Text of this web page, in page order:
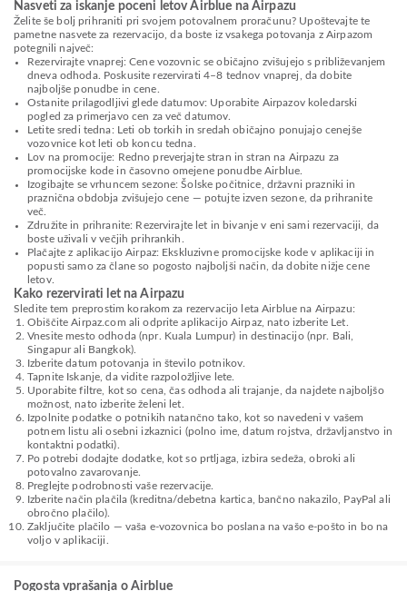
Nasveti za iskanje poceni letov Airblue na Airpazu
Želite še bolj prihraniti pri svojem potovalnem proračunu? Upoštevajte te
pametne nasvete za rezervacijo, da boste iz vsakega potovanja z Airpazom
potegnili največ:
Rezervirajte vnaprej: Cene vozovnic se običajno zvišujejo s približevanjem
dneva odhoda. Poskusite rezervirati 4–8 tednov vnaprej, da dobite
najboljše ponudbe in cene.
Ostanite prilagodljivi glede datumov: Uporabite Airpazov koledarski
pogled za primerjavo cen za več datumov.
Letite sredi tedna: Leti ob torkih in sredah običajno ponujajo cenejše
vozovnice kot leti ob koncu tedna.
Lov na promocije: Redno preverjajte stran in stran na Airpazu za
promocijske kode in časovno omejene ponudbe Airblue.
Izogibajte se vrhuncem sezone: Šolske počitnice, državni prazniki in
praznična obdobja zvišujejo cene — potujte izven sezone, da prihranite
več.
Združite in prihranite: Rezervirajte let in bivanje v eni sami rezervaciji, da
boste uživali v večjih prihrankih.
Plačajte z aplikacijo Airpaz: Ekskluzivne promocijske kode v aplikaciji in
popusti samo za člane so pogosto najboljši način, da dobite nižje cene
letov.
Kako rezervirati let na Airpazu
Sledite tem preprostim korakom za rezervacijo leta Airblue na Airpazu:
Obiščite Airpaz.com ali odprite aplikacijo Airpaz, nato izberite Let.
Vnesite mesto odhoda (npr. Kuala Lumpur) in destinacijo (npr. Bali,
Singapur ali Bangkok).
Izberite datum potovanja in število potnikov.
Tapnite Iskanje, da vidite razpoložljive lete.
Uporabite filtre, kot so cena, čas odhoda ali trajanje, da najdete najboljšo
možnost, nato izberite želeni let.
Izpolnite podatke o potnikih natančno tako, kot so navedeni v vašem
potnem listu ali osebni izkaznici (polno ime, datum rojstva, državljanstvo in
kontaktni podatki).
Po potrebi dodajte dodatke, kot so prtljaga, izbira sedeža, obroki ali
potovalno zavarovanje.
Preglejte podrobnosti vaše rezervacije.
Izberite način plačila (kreditna/debetna kartica, bančno nakazilo, PayPal ali
obročno plačilo).
Zaključite plačilo — vaša e-vozovnica bo poslana na vašo e-pošto in bo na
voljo v aplikaciji.
Pogosta vprašanja o Airblue